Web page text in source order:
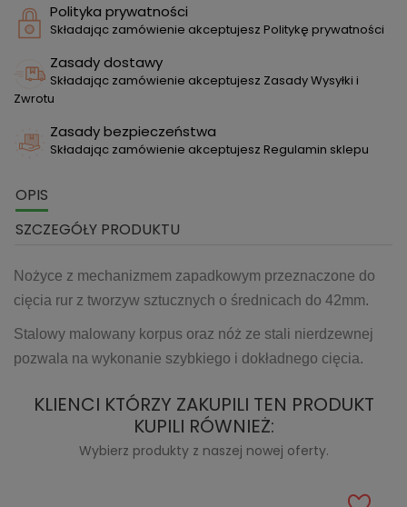
Polityka prywatności
Składając zamówienie akceptujesz Politykę prywatności
Zasady dostawy
Składając zamówienie akceptujesz Zasady Wysyłki i
Zwrotu
Zasady bezpieczeństwa
Składając zamówienie akceptujesz Regulamin sklepu
OPIS
SZCZEGÓŁY PRODUKTU
Nożyce z mechanizmem zapadkowym przeznaczone do
cięcia rur z tworzyw sztucznych o średnicach do 42mm.
Stalowy malowany korpus oraz nóż ze stali nierdzewnej
pozwala na wykonanie szybkiego i dokładnego cięcia.
KLIENCI KTÓRZY ZAKUPILI TEN PRODUKT
KUPILI RÓWNIEŻ:
Wybierz produkty z naszej nowej oferty.